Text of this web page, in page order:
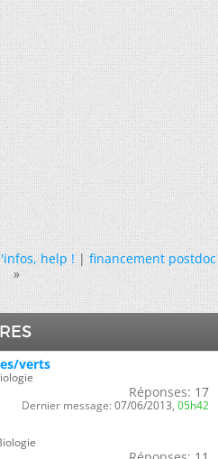
help !|financement postdoc
»
verts
Réponses: 17
Dernier message: 07/06/2013, 05h42